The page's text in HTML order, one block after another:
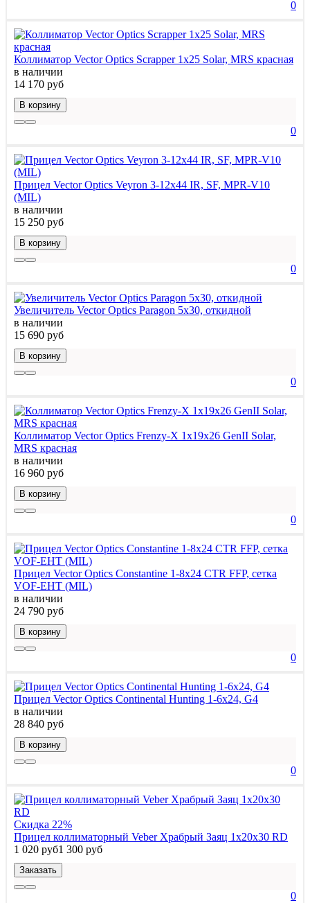
0
Коллиматор Vector Optics Scrapper 1x25 Solar, MRS красная
в наличии
14 170 руб
В корзину
0
Прицел Vector Optics Veyron 3-12x44 IR, SF, MPR-V10
(MIL)
в наличии
15 250 руб
В корзину
0
Увеличитель Vector Optics Paragon 5x30, откидной
в наличии
15 690 руб
В корзину
0
Коллиматор Vector Optics Frenzy-X 1x19x26 GenII Solar,
MRS красная
в наличии
16 960 руб
В корзину
0
Прицел Vector Optics Constantine 1-8x24 CTR FFP, сетка
VOF-EHT (MIL)
в наличии
24 790 руб
В корзину
0
Прицел Vector Optics Continental Hunting 1-6x24, G4
в наличии
28 840 руб
В корзину
0
Скидка 22%
Прицел коллиматорный Veber Храбрый Заяц 1x20x30 RD
1 020 руб1 300 руб
Заказать
0